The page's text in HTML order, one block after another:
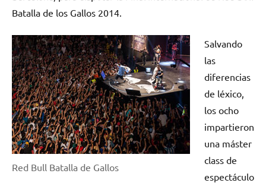
Batalla de los Gallos 2014.
Red Bull Batalla de Gallos
Salvando
las
diferencias
de léxico,
los ocho
impartieron
una máster
class de
espectáculo